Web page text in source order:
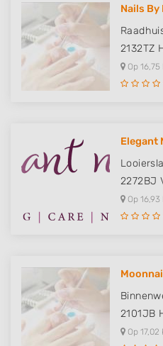
Nails By
2132TZ
Op
Elegant
2272BJ
Op
2101JB
Op